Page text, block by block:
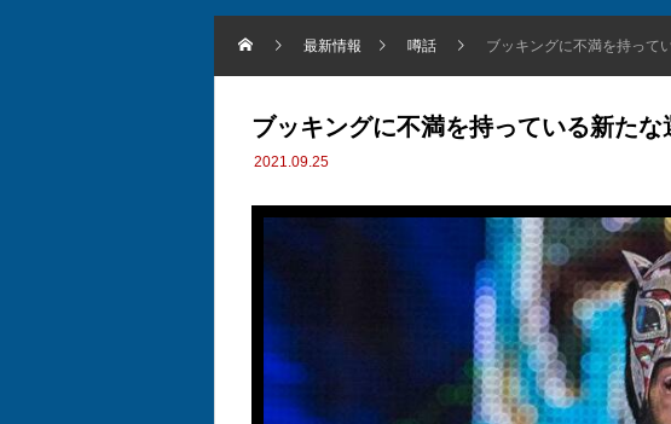
最新情報 噂話 ブッキングに不満を持って
ブッキングに不満を持っている新たな
2021.09.25